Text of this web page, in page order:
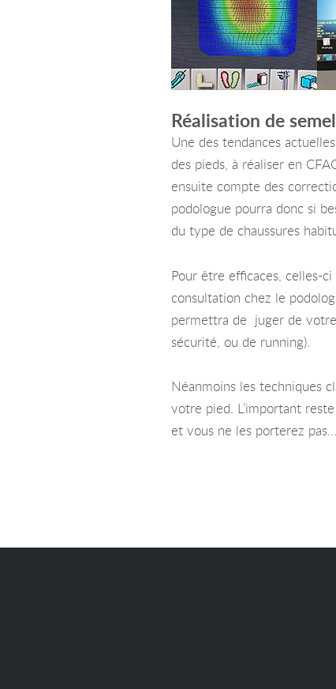
Réalisation de
Une des tendances
des pieds, à réaliser en
ensuite compte des
podologue pourra donc si
du type de chaussures
Pour être efficaces, celles-
consultation chez le
permettra de juger de votre
sécurité, ou de running).
Néanmoins les techniques
votre pied. L’important
et vous ne les porterez pas…